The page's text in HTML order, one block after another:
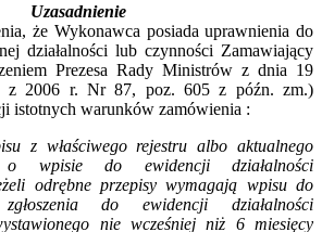
Uzasadnienie
że Wykonawca posiada uprawnienia do
działalności lub czynności Zamawiający
Prezesa Rady Ministrów z dnia 19
z 2006 r. Nr 87, poz. 605 z późn. zm.)
istotnych warunków zamówienia :
z właściwego rejestru albo aktualnego
o wpisie do ewidencji działalności
odrębne przepisy wymagają wpisu do
do ewidencji działalności
nie wcześniej niż 6 miesięcy